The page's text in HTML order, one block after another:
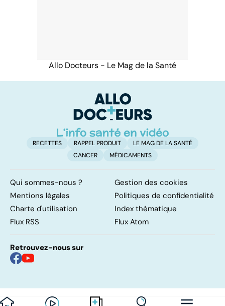
Allo Docteurs - Le Mag de la Santé
RECETTES RAPPEL PRODUIT
LE MAG DE LA SANTÉ
CANCER
MÉDICAMENTS
Qui sommes-nous ?
Gestion des cookies
Mentions légales
Politiques de confidentialité
Charte d'utilisation
Index thématique
Flux RSS
Flux Atom
Retrouvez-nous sur